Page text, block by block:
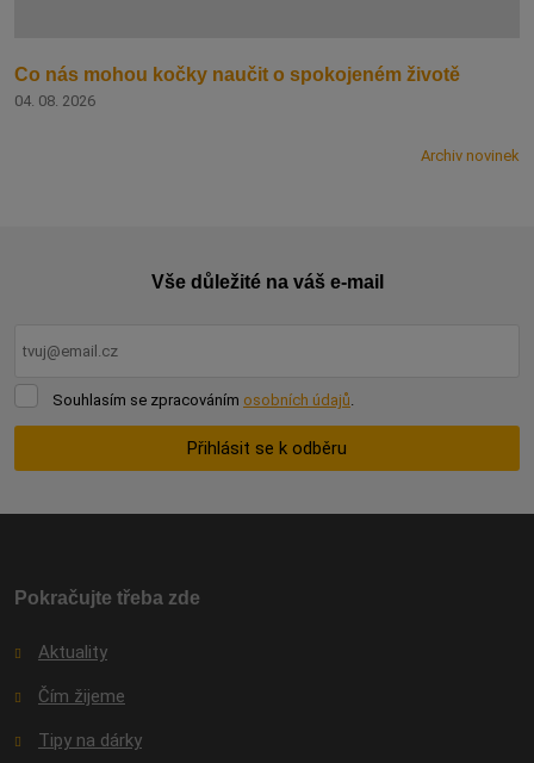
Co nás mohou kočky naučit o spokojeném životě
04. 08. 2026
Archiv novinek
Vše důležité na váš e-mail
Souhlasím
Souhlasím se zpracováním osobních údajů.
Přihlásit se k odběru
odeslat.
Pokračujte třeba zde
Aktuality
Čím žijeme
Tipy na dárky